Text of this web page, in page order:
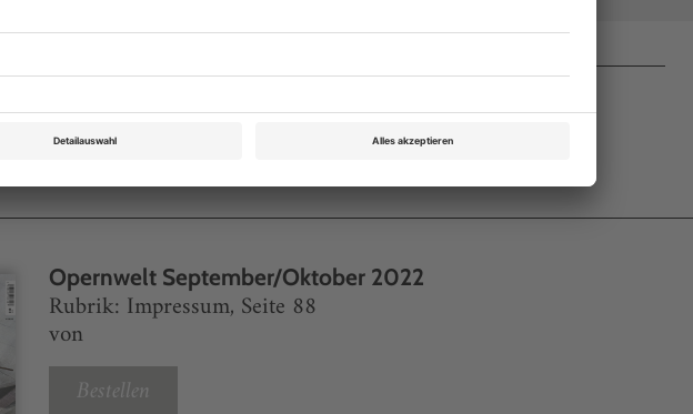
Opernwelt September/Oktober 2022
Rubrik: Impressum, Seite 88
von
Bestellen